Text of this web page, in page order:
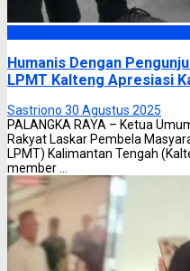
Humanis Dengan
LPMT Kalteng Apresiasi
Sastriono 30 Agustus 2025
PALANGKA RAYA – Ketua
Rakyat Laskar Pembela
LPMT) Kalimantan Tengah
member ...